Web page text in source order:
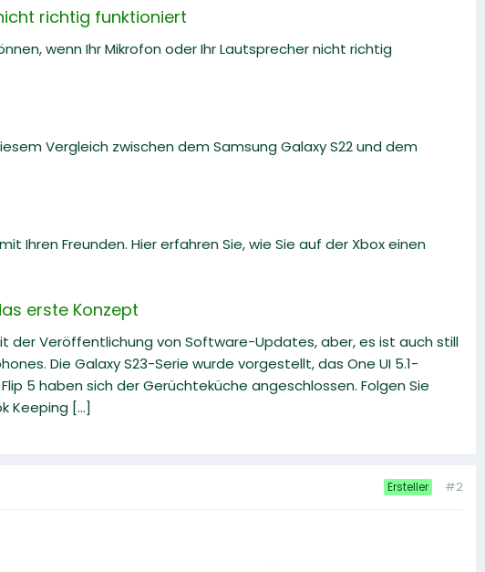
richtig funktioniert
wenn Ihr Mikrofon oder Ihr Lautsprecher nicht richtig
Vergleich zwischen dem Samsung Galaxy S22 und dem
Ihren Freunden. Hier erfahren Sie, wie Sie auf der Xbox einen
erste Konzept
der Veröffentlichung von Software-Updates, aber, es ist auch still
Die Galaxy S23-Serie wurde vorgestellt, das One UI 5.1-
5 haben sich der Gerüchteküche angeschlossen. Folgen Sie
Keeping [...]
Ersteller #2